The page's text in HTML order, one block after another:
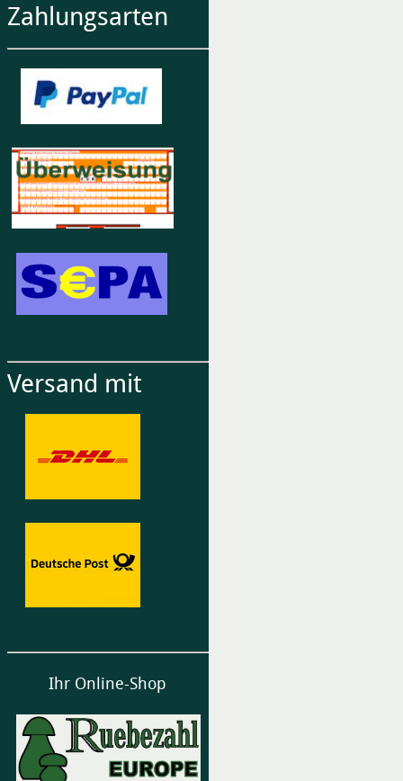
Zahlungsarten
Versand mit
Ihr Online-Shop